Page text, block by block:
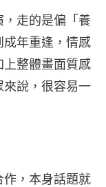
，走的是偏「養
年重逢，情感
整體畫面質感
說，很容易一
作，本身話題就